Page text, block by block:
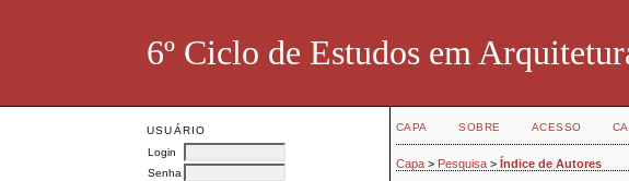
6º Ciclo de Estudos em
USUÁRIO
Login
Senha
CAPA SOBRE ACESSO
Capa> Pesquisa> Índice de Autores